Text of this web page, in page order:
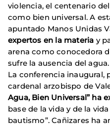
violencia, el centenario
como bien universal. A
apuntado Manos Unidas
expertos en la materia y
arena como conocedora
sufre la ausencia del agua.
La conferencia inaugural,
cardenal arzobispo de
Agua, Bien Universal” ha
base de la vida y de la
bautismo”. Cañizares ha